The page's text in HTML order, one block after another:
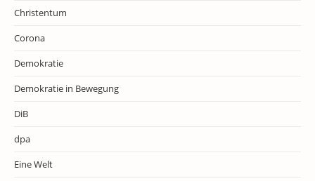
Christentum
Corona
Demokratie
Demokratie in Bewegung
DiB
dpa
Eine Welt